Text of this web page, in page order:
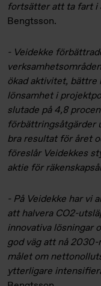
fortsätter att ta fart i
Bengtsson.
- Veidekke
ökad aktivitet, bättre
lönsamhet i
slutade på 4,8
förbättringsåtgärder
bra resultat för året
föreslår Veidekkes
aktie för
- På Veidekke har vi
att halvera CO2-
innovativa lösningar
god väg att nå
målet om
ytterligare